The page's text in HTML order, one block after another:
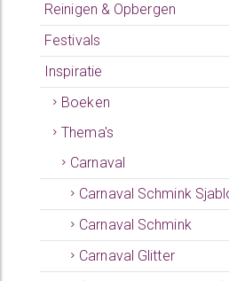
Reinigen & Opbergen
Festivals
Inspiratie
Boeken
Thema's
Carnaval
Carnaval Schmink
Carnaval Schmink
Carnaval Glitter